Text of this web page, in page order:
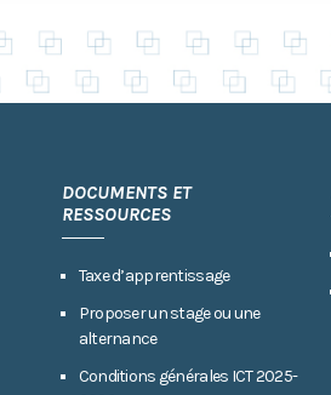
DOCUMENTS ET
RESSOURCES
Taxe d’apprentissage
Proposer un stage ou une
alternance
Conditions générales ICT 2025-